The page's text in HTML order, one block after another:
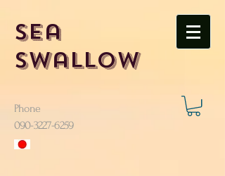
Sea
Swallow
Phone
​090-3227-6259